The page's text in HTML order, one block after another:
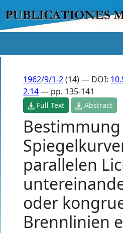
1962/9/1-2(14) — DOI:
2.14— pp. 135-141
Full Text Abstract
parallelen
oder
Brennlinien